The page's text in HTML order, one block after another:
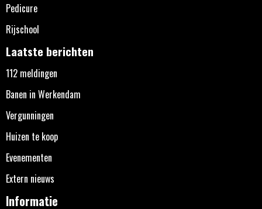
Pedicure
Rijschool
Laatste berichten
112 meldingen
Banen in Werkendam
Vergunningen
Huizen te koop
Evenementen
Extern nieuws
Informatie